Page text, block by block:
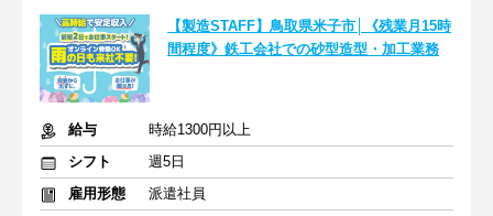
【製造STAFF】鳥取県米子市│《残業月15時
間程度》鉄工会社での砂型造型・加工業務
給与
時給1300円以上
シフト
週5日
雇用形態
派遣社員